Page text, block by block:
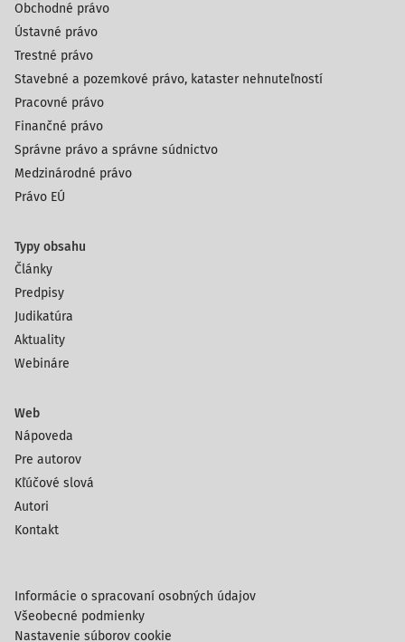
Obchodné právo
Ústavné právo
Trestné právo
Stavebné a pozemkové právo, kataster nehnuteľností
Pracovné právo
Finančné právo
Správne právo a správne súdnictvo
Medzinárodné právo
Právo EÚ
Typy obsahu
Články
Predpisy
Judikatúra
Aktuality
Webináre
Web
Nápoveda
Pre autorov
Kľúčové slová
Autori
Kontakt
Informácie o spracovaní osobných údajov
Všeobecné podmienky
Nastavenie súborov cookie